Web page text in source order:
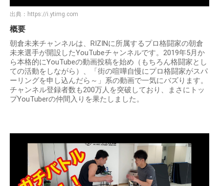
出典： https://i.ytimg.com
概要
朝倉未来チャンネルは、RIZINに所属するプロ格闘家の朝倉
未来選手が開設したYouTubeチャンネルです。2019年5月か
ら本格的にYouTubeの動画投稿を始め（もちろん格闘家とし
ての活動をしながら）、「街の喧嘩自慢にプロ格闘家がスパ
ーリングを申し込んだら～」系の動画で一気にバズります。
チャンネル登録者数も200万人を突破しており、まさにトッ
プYouTuberの仲間入りを果たしました。